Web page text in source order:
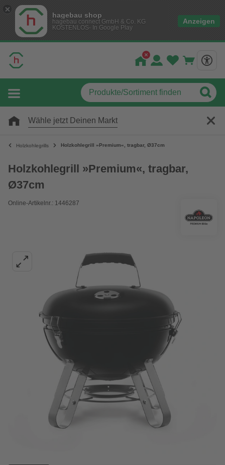
hagebau shop
hagebau connect GmbH & Co. KG
KOSTENLOS- In Google Play
Anzeigen
Wähle jetzt Deinen Markt
Holzkohlegrills Holzkohlegrill »Premium«, tragbar, Ø37cm
Holzkohlegrill »Premium«, tragbar,
Ø37cm
Online-Artikelnr.: 1446287